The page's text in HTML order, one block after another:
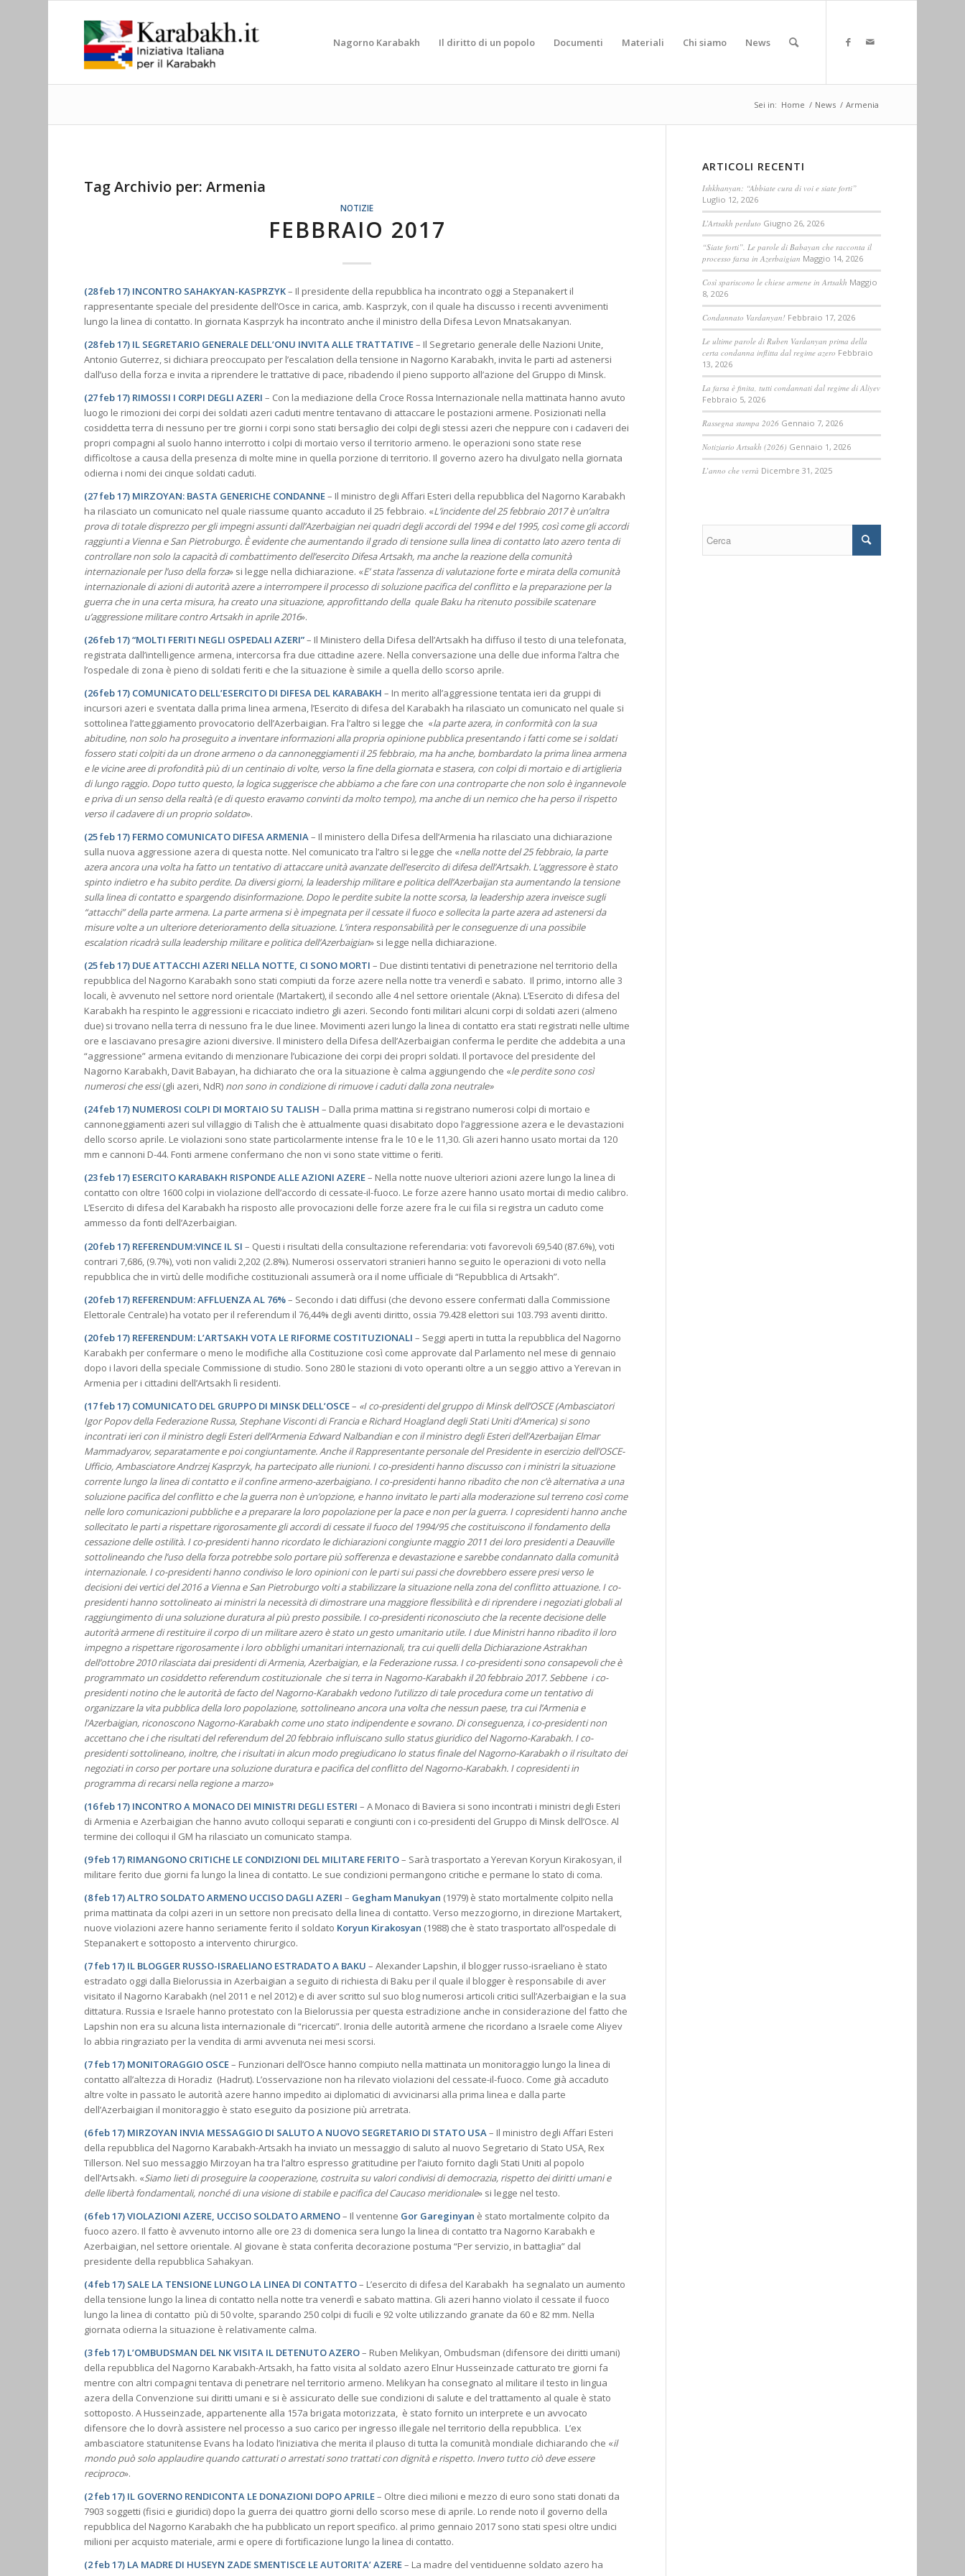
Nagorno Karabakh Il diritto di un popolo Documenti Materiali Chi siamo News
Sei in: Home / News / Armenia
Tag Archivio per:Armenia
NOTIZIE
FEBBRAIO 2017
(28 feb 17) INCONTRO SAHAKYAN-KASPRZYK– Il presidente della repubblica ha incontrato oggi a Stepanakert il
rappresentante speciale del presidente dell’Osce in carica, amb. Kasprzyk, con il quale ha discusso i recenti avvenimenti
lungo la linea di contatto. In giornata Kasprzyk ha incontrato anche il ministro della Difesa Levon Mnatsakanyan.
(28 feb 17) IL SEGRETARIO GENERALE DELL’ONU INVITA ALLE TRATTATIVE– Il Segretario generale delle Nazioni Unite,
Antonio Guterrez, si dichiara preoccupato per l’escalation della tensione in Nagorno Karabakh, invita le parti ad astenersi
dall’uso della forza e invita a riprendere le trattative di pace, ribadendo il pieno supporto all’azione del Gruppo di Minsk.
(27 feb 17) RIMOSSI I CORPI DEGLI AZERI – Con la mediazione della Croce Rossa Internazionale nella mattinata hanno avuto
luogo le rimozioni dei corpi dei soldati azeri caduti mentre tentavano di attaccare le postazioni armene. Posizionati nella
cosiddetta terra di nessuno per tre giorni i corpi sono stati bersaglio dei colpi degli stessi azeri che neppure con i cadaveri dei
propri compagni al suolo hanno interrotto i colpi di mortaio verso il territorio armeno. le operazioni sono state rese
difficoltose a causa della presenza di molte mine in quella porzione di territorio. Il governo azero ha divulgato nella giornata
odierna i nomi dei cinque soldati caduti.
(27 feb 17) MIRZOYAN: BASTA GENERICHE CONDANNE– Il ministro degli Affari Esteri della repubblica del Nagorno Karabakh
ha rilasciato un comunicato nel quale riassume quanto accaduto il 25 febbraio. «L’incidente del 25 febbraio 2017 è un’altra
prova di totale disprezzo per gli impegni assunti dall’Azerbaigian nei quadri degli accordi del 1994 e del 1995, così come gli accordi
raggiunti a Vienna e San Pietroburgo. È evidente che aumentando il grado di tensione sulla linea di contatto lato azero tenta di
controllare non solo la capacità di combattimento dell’esercito Difesa Artsakh, ma anche la reazione della comunità
internazionale per l’uso della forza» si legge nella dichiarazione. «E’ stata l’assenza di valutazione forte e mirata della comunità
internazionale di azioni di autorità azere a interrompere il processo di soluzione pacifica del conflitto e la preparazione per la
guerra che in una certa misura, ha creato una situazione, approfittando della quale Baku ha ritenuto possibile scatenare
u’aggressione militare contro Artsakh in aprile 2016».
(26 feb 17) “MOLTI FERITI NEGLI OSPEDALI AZERI”– Il Ministero della Difesa dell’Artsakh ha diffuso il testo di una telefonata,
registrata dall’intelligence armena, intercorsa fra due cittadine azere. Nella conversazione una delle due informa l’altra che
l’ospedale di zona è pieno di soldati feriti e che la situazione è simile a quella dello scorso aprile.
(26 feb 17) COMUNICATO DELL’ESERCITO DI DIFESA DEL KARABAKH – In merito all’aggressione tentata ieri da gruppi di
incursori azeri e sventata dalla prima linea armena, l’Esercito di difesa del Karabakh ha rilasciato un comunicato nel quale si
sottolinea l’atteggiamento provocatorio dell’Azerbaigian. Fra l’altro si legge che «la parte azera, in conformità con la sua
abitudine, non solo ha proseguito a inventare informazioni alla propria opinione pubblica presentando i fatti come se i soldati
fossero stati colpiti da un drone armeno o da cannoneggiamenti il 25 febbraio, ma ha anche, bombardato la prima linea armena
e le vicine aree di profondità più di un centinaio di volte, verso la fine della giornata e stasera, con colpi di mortaio e di artiglieria
di lungo raggio. Dopo tutto questo, la logica suggerisce che abbiamo a che fare con una controparte che non solo è ingannevole
e priva di un senso della realtà (e di questo eravamo convinti da molto tempo), ma anche di un nemico che ha perso il rispetto
verso il cadavere di un proprio soldato».
(25 feb 17) FERMO COMUNICATO DIFESA ARMENIA– Il ministero della Difesa dell’Armenia ha rilasciato una dichiarazione
sulla nuova aggressione azera di questa notte. Nel comunicato tra l’altro si legge che «nella notte del 25 febbraio, la parte
azera ancora una volta ha fatto un tentativo di attaccare unità avanzate dell’esercito di difesa dell’Artsakh. L’aggressore è stato
spinto indietro e ha subito perdite. Da diversi giorni, la leadership militare e politica dell’Azerbaijan sta aumentando la tensione
sulla linea di contatto e spargendo disinformazione. Dopo le perdite subite la notte scorsa, la leadership azera inveisce sugli
“attacchi” della parte armena. La parte armena si è impegnata per il cessate il fuoco e sollecita la parte azera ad astenersi da
misure volte a un ulteriore deterioramento della situazione. L’intera responsabilità per le conseguenze di una possibile
escalation ricadrà sulla leadership militare e politica dell’Azerbaigian» si legge nella dichiarazione.
(25 feb 17) DUE ATTACCHI AZERI NELLA NOTTE, CI SONO MORTI – Due distinti tentativi di penetrazione nel territorio della
repubblica del Nagorno Karabakh sono stati compiuti da forze azere nella notte tra venerdì e sabato. Il primo, intorno alle 3
locali, è avvenuto nel settore nord orientale (Martakert), il secondo alle 4 nel settore orientale (Akna). L’Esercito di difesa del
Karabakh ha respinto le aggressioni e ricacciato indietro gli azeri. Secondo fonti militari alcuni corpi di soldati azeri (almeno
due) si trovano nella terra di nessuno fra le due linee. Movimenti azeri lungo la linea di contatto era stati registrati nelle ultime
ore e lasciavano presagire azioni diversive. Il ministero della Difesa dell’Azerbaigian conferma le perdite che addebita a una
“aggressione” armena evitando di menzionare l’ubicazione dei corpi dei propri soldati. Il portavoce del presidente del
Nagorno Karabakh, Davit Babayan, ha dichiarato che ora la situazione è calma aggiungendo che «le perdite sono così
numerosi che essi(gli azeri, NdR) non sono in condizione di rimuove i caduti dalla zona neutrale»
(24 feb 17) NUMEROSI COLPI DI MORTAIO SU TALISH – Dalla prima mattina si registrano numerosi colpi di mortaio e
cannoneggiamenti azeri sul villaggio di Talish che è attualmente quasi disabitato dopo l’aggressione azera e le devastazioni
dello scorso aprile. Le violazioni sono state particolarmente intense fra le 10 e le 11,30. Gli azeri hanno usato mortai da 120
mm e cannoni D-44. Fonti armene confermano che non vi sono state vittime o feriti.
(23 feb 17) ESERCITO KARABAKH RISPONDE ALLE AZIONI AZERE– Nella notte nuove ulteriori azioni azere lungo la linea di
contatto con oltre 1600 colpi in violazione dell’accordo di cessate-il-fuoco. Le forze azere hanno usato mortai di medio calibro.
L’Esercito di difesa del Karabakh ha risposto alle provocazioni delle forze azere fra le cui fila si registra un caduto come
ammesso da fonti dell’Azerbaigian.
(20 feb 17) REFERENDUM:VINCE IL SI– Questi i risultati della consultazione referendaria: voti favorevoli 69,540 (87.6%), voti
contrari 7,686, (9.7%), voti non validi 2,202 (2.8%). Numerosi osservatori stranieri hanno seguito le operazioni di voto nella
repubblica che in virtù delle modifiche costituzionali assumerà ora il nome ufficiale di “Repubblica di Artsakh”.
(20 feb 17) REFERENDUM: AFFLUENZA AL 76%– Secondo i dati diffusi (che devono essere confermati dalla Commissione
Elettorale Centrale) ha votato per il referendum il 76,44% degli aventi diritto, ossia 79.428 elettori sui 103.793 aventi diritto.
(20 feb 17) REFERENDUM: L’ARTSAKH VOTA LE RIFORME COSTITUZIONALI – Seggi aperti in tutta la repubblica del Nagorno
Karabakh per confermare o meno le modifiche alla Costituzione così come approvate dal Parlamento nel mese di gennaio
dopo i lavori della speciale Commissione di studio. Sono 280 le stazioni di voto operanti oltre a un seggio attivo a Yerevan in
Armenia per i cittadini dell’Artsakh lì residenti.
(17 feb 17) COMUNICATO DEL GRUPPO DI MINSK DELL’OSCE– «I co-presidenti del gruppo di Minsk dell’OSCE (Ambasciatori
Igor Popov della Federazione Russa, Stephane Visconti di Francia e Richard Hoagland degli Stati Uniti d’America) si sono
incontrati ieri con il ministro degli Esteri dell’Armenia Edward Nalbandian e con il ministro degli Esteri dell’Azerbaijan Elmar
Mammadyarov, separatamente e poi congiuntamente. Anche il Rappresentante personale del Presidente in esercizio dell’OSCE-
Ufficio, Ambasciatore Andrzej Kasprzyk, ha partecipato alle riunioni. I co-presidenti hanno discusso con i ministri la situazione
corrente lungo la linea di contatto e il confine armeno-azerbaigiano. I co-presidenti hanno ribadito che non c’è alternativa a una
soluzione pacifica del conflitto e che la guerra non è un’opzione, e hanno invitato le parti alla moderazione sul terreno così come
nelle loro comunicazioni pubbliche e a preparare la loro popolazione per la pace e non per la guerra. I copresidenti hanno anche
sollecitato le parti a rispettare rigorosamente gli accordi di cessate il fuoco del 1994/95 che costituiscono il fondamento della
cessazione delle ostilità. I co-presidenti hanno ricordato le dichiarazioni congiunte maggio 2011 dei loro presidenti a Deauville
sottolineando che l’uso della forza potrebbe solo portare più sofferenza e devastazione e sarebbe condannato dalla comunità
internazionale. I co-presidenti hanno condiviso le loro opinioni con le parti sui passi che dovrebbero essere presi verso le
decisioni dei vertici del 2016 a Vienna e San Pietroburgo volti a stabilizzare la situazione nella zona del conflitto attuazione. I co-
presidenti hanno sottolineato ai ministri la necessità di dimostrare una maggiore flessibilità e di riprendere i negoziati globali al
raggiungimento di una soluzione duratura al più presto possibile. I co-presidenti riconosciuto che la recente decisione delle
autorità armene di restituire il corpo di un militare azero è stato un gesto umanitario utile. I due Ministri hanno ribadito il loro
impegno a rispettare rigorosamente i loro obblighi umanitari internazionali, tra cui quelli della Dichiarazione Astrakhan
dell’ottobre 2010 rilasciata dai presidenti di Armenia, Azerbaigian, e la Federazione russa. I co-presidenti sono consapevoli che è
programmato un cosiddetto referendum costituzionale che si terra in Nagorno-Karabakh il 20 febbraio 2017. Sebbene i co-
presidenti notino che le autorità de facto del Nagorno-Karabakh vedono l’utilizzo di tale procedura come un tentativo di
organizzare la vita pubblica della loro popolazione, sottolineano ancora una volta che nessun paese, tra cui l’Armenia e
l’Azerbaigian, riconoscono Nagorno-Karabakh come uno stato indipendente e sovrano. Di conseguenza, i co-presidenti non
accettano che i che risultati del referendum del 20 febbraio influiscano sullo status giuridico del Nagorno-Karabakh. I co-
presidenti sottolineano, inoltre, che i risultati in alcun modo pregiudicano lo status finale del Nagorno-Karabakh o il risultato dei
negoziati in corso per portare una soluzione duratura e pacifica del conflitto del Nagorno-Karabakh. I copresidenti in
programma di recarsi nella regione a marzo»
(16 feb 17) INCONTRO A MONACO DEI MINISTRI DEGLI ESTERI – A Monaco di Baviera si sono incontrati i ministri degli Esteri
di Armenia e Azerbaigian che hanno avuto colloqui separati e congiunti con i co-presidenti del Gruppo di Minsk dell’Osce. Al
termine dei colloqui il GM ha rilasciato un comunicato stampa.
(9 feb 17) RIMANGONO CRITICHE LE CONDIZIONI DEL MILITARE FERITO– Sarà trasportato a Yerevan Koryun Kirakosyan, il
militare ferito due giorni fa lungo la linea di contatto. Le sue condizioni permangono critiche e permane lo stato di coma.
(8 feb 17) ALTRO SOLDATO ARMENO UCCISO DAGLI AZERI – Gegham Manukyan (1979) è stato mortalmente colpito nella
prima mattinata da colpi azeri in un settore non precisato della linea di contatto. Verso mezzogiorno, in direzione Martakert,
nuove violazioni azere hanno seriamente ferito il soldato Koryun Kirakosyan (1988) che è stato trasportato all’ospedale di
Stepanakert e sottoposto a intervento chirurgico.
(7 feb 17) IL BLOGGER RUSSO-ISRAELIANO ESTRADATO A BAKU – Alexander Lapshin, il blogger russo-israeliano è stato
estradato oggi dalla Bielorussia in Azerbaigian a seguito di richiesta di Baku per il quale il blogger è responsabile di aver
visitato il Nagorno Karabakh (nel 2011 e nel 2012) e di aver scritto sul suo blog numerosi articoli critici sull’Azerbaigian e la sua
dittatura. Russia e Israele hanno protestato con la Bielorussia per questa estradizione anche in considerazione del fatto che
Lapshin non era su alcuna lista internazionale di “ricercati”. Ironia delle autorità armene che ricordano a Israele come Aliyev
lo abbia ringraziato per la vendita di armi avvenuta nei mesi scorsi.
(7 feb 17) MONITORAGGIO OSCE– Funzionari dell’Osce hanno compiuto nella mattinata un monitoraggio lungo la linea di
contatto all’altezza di Horadiz (Hadrut). L’osservazione non ha rilevato violazioni del cessate-il-fuoco. Come già accaduto
altre volte in passato le autorità azere hanno impedito ai diplomatici di avvicinarsi alla prima linea e dalla parte
dell’Azerbaigian il monitoraggio è stato eseguito da posizione più arretrata.
(6 feb 17) MIRZOYAN INVIA MESSAGGIO DI SALUTO A NUOVO SEGRETARIO DI STATO USA– Il ministro degli Affari Esteri
della repubblica del Nagorno Karabakh-Artsakh ha inviato un messaggio di saluto al nuovo Segretario di Stato USA, Rex
Tillerson. Nel suo messaggio Mirzoyan ha tra l’altro espresso gratitudine per l’aiuto fornito dagli Stati Uniti al popolo
dell’Artsakh. «Siamo lieti di proseguire la cooperazione, costruita su valori condivisi di democrazia, rispetto dei diritti umani e
delle libertà fondamentali, nonché di una visione di stabile e pacifica del Caucaso meridionale» si legge nel testo.
(6 feb 17) VIOLAZIONI AZERE, UCCISO SOLDATO ARMENO– Il ventenne Gor Gareginyan è stato mortalmente colpito da
fuoco azero. Il fatto è avvenuto intorno alle ore 23 di domenica sera lungo la linea di contatto tra Nagorno Karabakh e
Azerbaigian, nel settore orientale. Al giovane è stata conferita decorazione postuma “Per servizio, in battaglia” dal
presidente della repubblica Sahakyan.
(4 feb 17) SALE LA TENSIONE LUNGO LA LINEA DI CONTATTO– L’esercito di difesa del Karabakh ha segnalato un aumento
della tensione lungo la linea di contatto nella notte tra venerdì e sabato mattina. Gli azeri hanno violato il cessate il fuoco
lungo la linea di contatto più di 50 volte, sparando 250 colpi di fucili e 92 volte utilizzando granate da 60 e 82 mm. Nella
giornata odierna la situazione è relativamente calma.
(3 feb 17) L’OMBUDSMAN DEL NK VISITA IL DETENUTO AZERO– Ruben Melikyan, Ombudsman (difensore dei diritti umani)
della repubblica del Nagorno Karabakh-Artsakh, ha fatto visita al soldato azero Elnur Husseinzade catturato tre giorni fa
mentre con altri compagni tentava di penetrare nel territorio armeno. Melikyan ha consegnato al militare il testo in lingua
azera della Convenzione sui diritti umani e si è assicurato delle sue condizioni di salute e del trattamento al quale è stato
sottoposto. A Husseinzade, appartenente alla 157a brigata motorizzata, è stato fornito un interprete e un avvocato
difensore che lo dovrà assistere nel processo a suo carico per ingresso illegale nel territorio della repubblica. L’ex
ambasciatore statunitense Evans ha lodato l’iniziativa che merita il plauso di tutta la comunità mondiale dichiarando che «il
mondo può solo applaudire quando catturati o arrestati sono trattati con dignità e rispetto. Invero tutto ciò deve essere
reciproco».
(2 feb 17) IL GOVERNO RENDICONTA LE DONAZIONI DOPO APRILE– Oltre dieci milioni e mezzo di euro sono stati donati da
7903 soggetti (fisici e giuridici) dopo la guerra dei quattro giorni dello scorso mese di aprile. Lo rende noto il governo della
repubblica del Nagorno Karabakh che ha pubblicato un report specifico. al primo gennaio 2017 sono stati spesi oltre undici
milioni per acquisto materiale, armi e opere di fortificazione lungo la linea di contatto.
(2 feb 17) LA MADRE DI HUSEYN ZADE SMENTISCE LE AUTORITA’ AZERE– La madre del ventiduenne soldato azero ha
ARTICOLI RECENTI
Ishkhanyan: “Abbiate cura di voi e siate forti”
Luglio 12, 2026
L’Artsakh perduto Giugno 26, 2026
“Siate forti”. Le parole di Babayan che racconta il
processo farsa in Azerbaigian Maggio 14, 2026
Così spariscono le chiese armene in Artsakh Maggio
8, 2026
Condannato Vardanyan! Febbraio 17, 2026
Le ultime parole di Ruben Vardanyan prima della
certa condanna inflitta dal regime azero Febbraio
13, 2026
La farsa è finita, tutti condannati dal regime di Aliyev
Febbraio 5, 2026
Rassegna stampa 2026 Gennaio 7, 2026
Notiziario Artsakh (2026) Gennaio 1, 2026
L’anno che verrà Dicembre 31, 2025